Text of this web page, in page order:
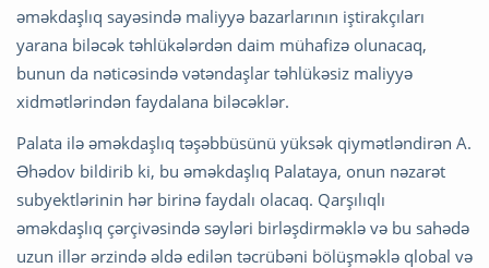
əməkdaşlıq sayəsində maliyyə bazarlarının iştirakçıları
yarana biləcək təhlükələrdən daim mühafizə olunacaq,
bunun da nəticəsində vətəndaşlar təhlükəsiz maliyyə
xidmətlərindən faydalana biləcəklər.
Palata ilə əməkdaşlıq təşəbbüsünü yüksək qiymətləndirən A.
Əhədov bildirib ki, bu əməkdaşlıq Palataya, onun nəzarət
subyektlərinin hər birinə faydalı olacaq. Qarşılıqlı
əməkdaşlıq çərçivəsində səyləri birləşdirməklə və bu sahədə
uzun illər ərzində əldə edilən təcrübəni bölüşməklə qlobal və